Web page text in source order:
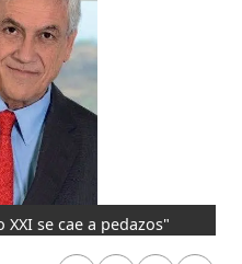
se cae a pedazos"